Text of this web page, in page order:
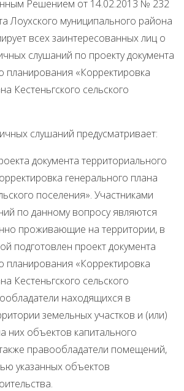
Решением от 14.02.2013 № 232
Лоухского муниципального района
всех заинтересованных лиц о
слушаний по проекту документа
планирования «Корректировка
Кестеньгского сельского
слушаний предусматривает:
документа территориального
генерального плана
поселения». Участниками
по данному вопросу являются
проживающие на территории, в
подготовлен проект документа
планирования «Корректировка
Кестеньгского сельского
находящихся в
земельных участков и (или)
них объектов капитального
правообладатели помещений,
указанных объектов